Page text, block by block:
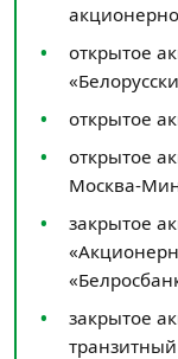
открытое
открытое
открытое
Москва-
закрытое
закрытое